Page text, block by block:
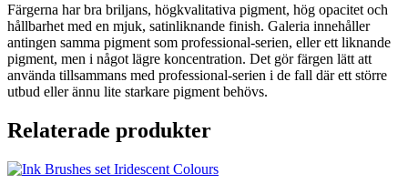
Färgerna har bra briljans, högkvalitativa pigment, hög opacitet och
hållbarhet med en mjuk, satinliknande finish. Galeria innehåller
antingen samma pigment som professional-serien, eller ett liknande
pigment, men i något lägre koncentration. Det gör färgen lätt att
använda tillsammans med professional-serien i de fall där ett större
utbud eller ännu lite starkare pigment behövs.
Relaterade produkter